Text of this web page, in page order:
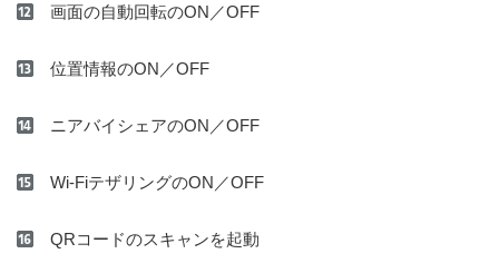
画面の自動回転のON／OFF
位置情報のON／OFF
ニアバイシェアのON／OFF
Wi-FiテザリングのON／OFF
QRコードのスキャンを起動